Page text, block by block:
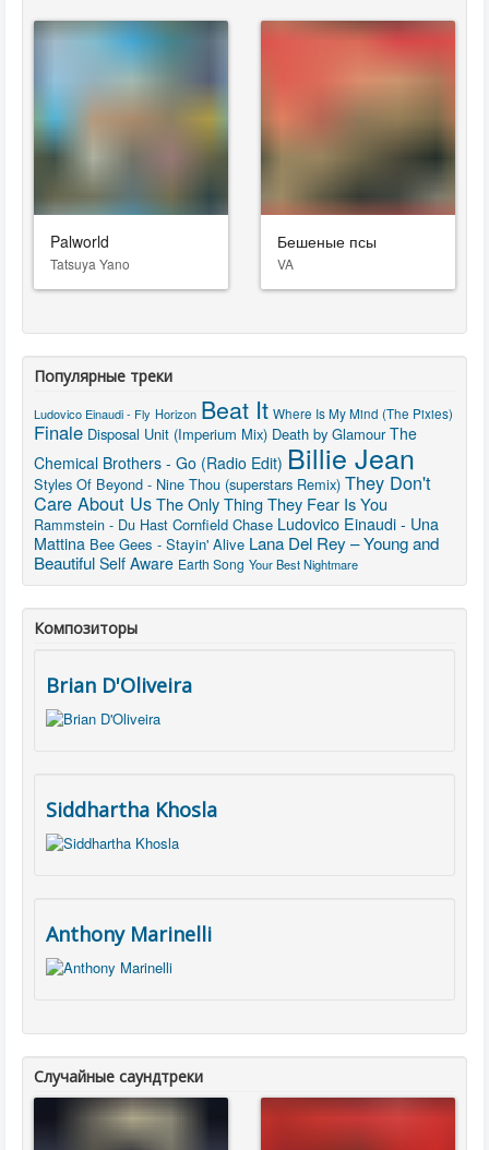
Palworld
Tatsuya Yano
Бешеные псы
VA
Популярные треки
Ludovico Einaudi - Fly Horizon Beat It Where Is My Mind (The Pixies)
Finale Disposal Unit (Imperium Mix) Death by Glamour The
Chemical Brothers - Go (Radio Edit) Billie Jean
Styles Of Beyond - Nine Thou (superstars Remix) They Don't
Care About UsThe Only Thing They Fear Is You
Rammstein - Du Hast Cornfield Chase Ludovico Einaudi - Una
Mattina Bee Gees - Stayin' Alive Lana Del Rey – Young and
Beautiful Self Aware Earth Song Your Best Nightmare
Композиторы
Brian D'Oliveira
Siddhartha Khosla
Anthony Marinelli
Случайные саундтреки